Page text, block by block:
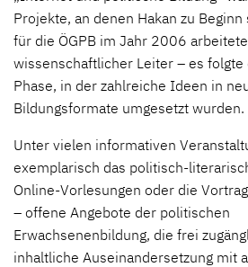
Projekte, an denen Hakan zu
für die ÖGPB im Jahr 2006
wissenschaftlicher Leiter – es folgte
Phase, in der zahlreiche Ideen in
Bildungsformate umgesetzt wurden.
Unter vielen informativen
exemplarisch das politisch-
Online-Vorlesungen oder die
– offene Angebote der politischen
Erwachsenenbildung, die frei
inhaltliche Auseinandersetzung mit